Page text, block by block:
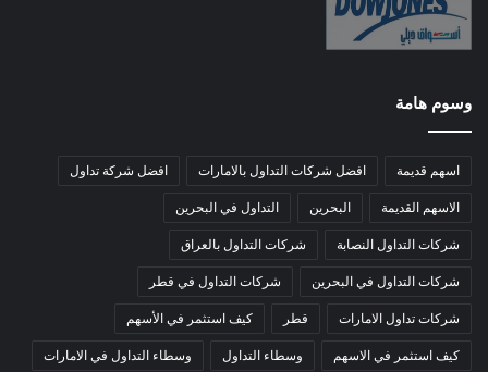
وسوم هامة
اسهم قديمة افضل شركات التداول بالامارات افضل شركة تداول
الاسهم القديمة البحرين التداول في البحرين
شركات التداول النصابة شركات التداول بالعراق
شركات التداول في البحرين شركات التداول في قطر
شركات تداول الامارات قطر كيف استثمر في الأسهم
كيف استثمر في الاسهم وسطاء التداول وسطاء التداول في الامارات